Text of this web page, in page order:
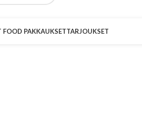
FOOD PAKKAUKSETTARJOUKSET